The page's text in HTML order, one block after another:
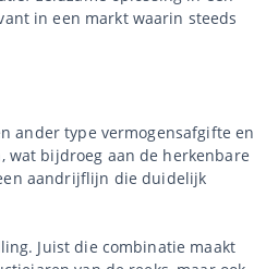
in een markt waarin steeds
ander type vermogensafgifte en
wat bijdroeg aan de herkenbare
aandrijflijn die duidelijk
Juist die combinatie maakt